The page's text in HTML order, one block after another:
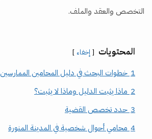
التخصص والعقد والملف.
المحتويات إخفاء
1 خطوات البحث في دليل المحامين الممارسين
2 ماذا يثبت الدليل وماذا لا يثبت؟
3 حدد تخصص القضية
4 محامي أحوال شخصية في المدينة المنورة